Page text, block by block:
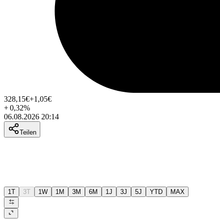
328,15€+1,05€
+0,32%
06.08.2026 20:14
Teilen
1T 3T 1W 1M 3M 6M 1J 3J 5J YTD MAX